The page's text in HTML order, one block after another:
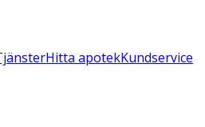
Hitta apotekKundservice